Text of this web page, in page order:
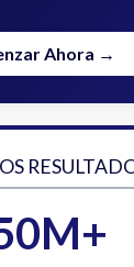
Ahora →